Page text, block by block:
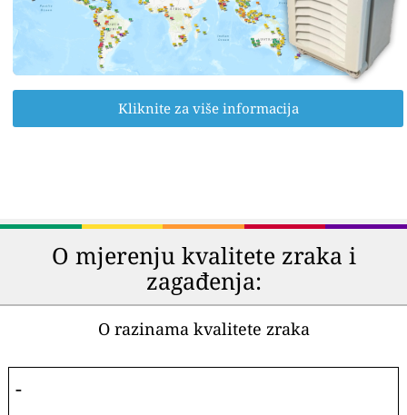
Kliknite za više informacija
O mjerenju kvalitete zraka i
zagađenja:
O razinama kvalitete zraka
-